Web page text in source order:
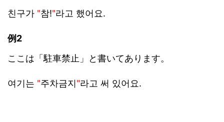
친구가 "참!"라고 했어요.
例2
ここは「駐車禁止」と書いてあります。
여기는 "주차금지"라고 써 있어요.